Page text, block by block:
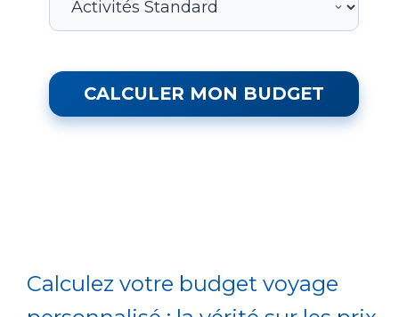
CALCULER MON BUDGET
Calculez votre budget voyage